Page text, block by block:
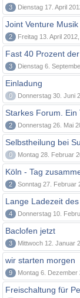
3 Dienstag 17. April
Joint Venture Musik
2 Freitag 13. April
Fast 40 Prozent
3 Dienstag 6.
Einladung
0 Donnerstag 30. Juni
Starkes Forum. Ein
2 Donnerstag 26. Mai
Selbstheilung bei
0 Montag 28. Februar
Köln - Tag
2 Sonntag 27. Februar
Lange Ladezeit
4 Donnerstag 10.
Baclofen jetzt
3 Mittwoch 12. Januar
wir starten morgen
9 Montag 6. Dezember
Freischaltung für